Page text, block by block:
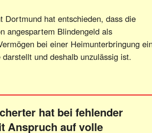
Dortmund hat entschieden, dass die
angespartem Blindengeld als
bei einer Heimunterbringung
und deshalb unzulässig ist.
hat bei fehlender
Anspruch auf volle